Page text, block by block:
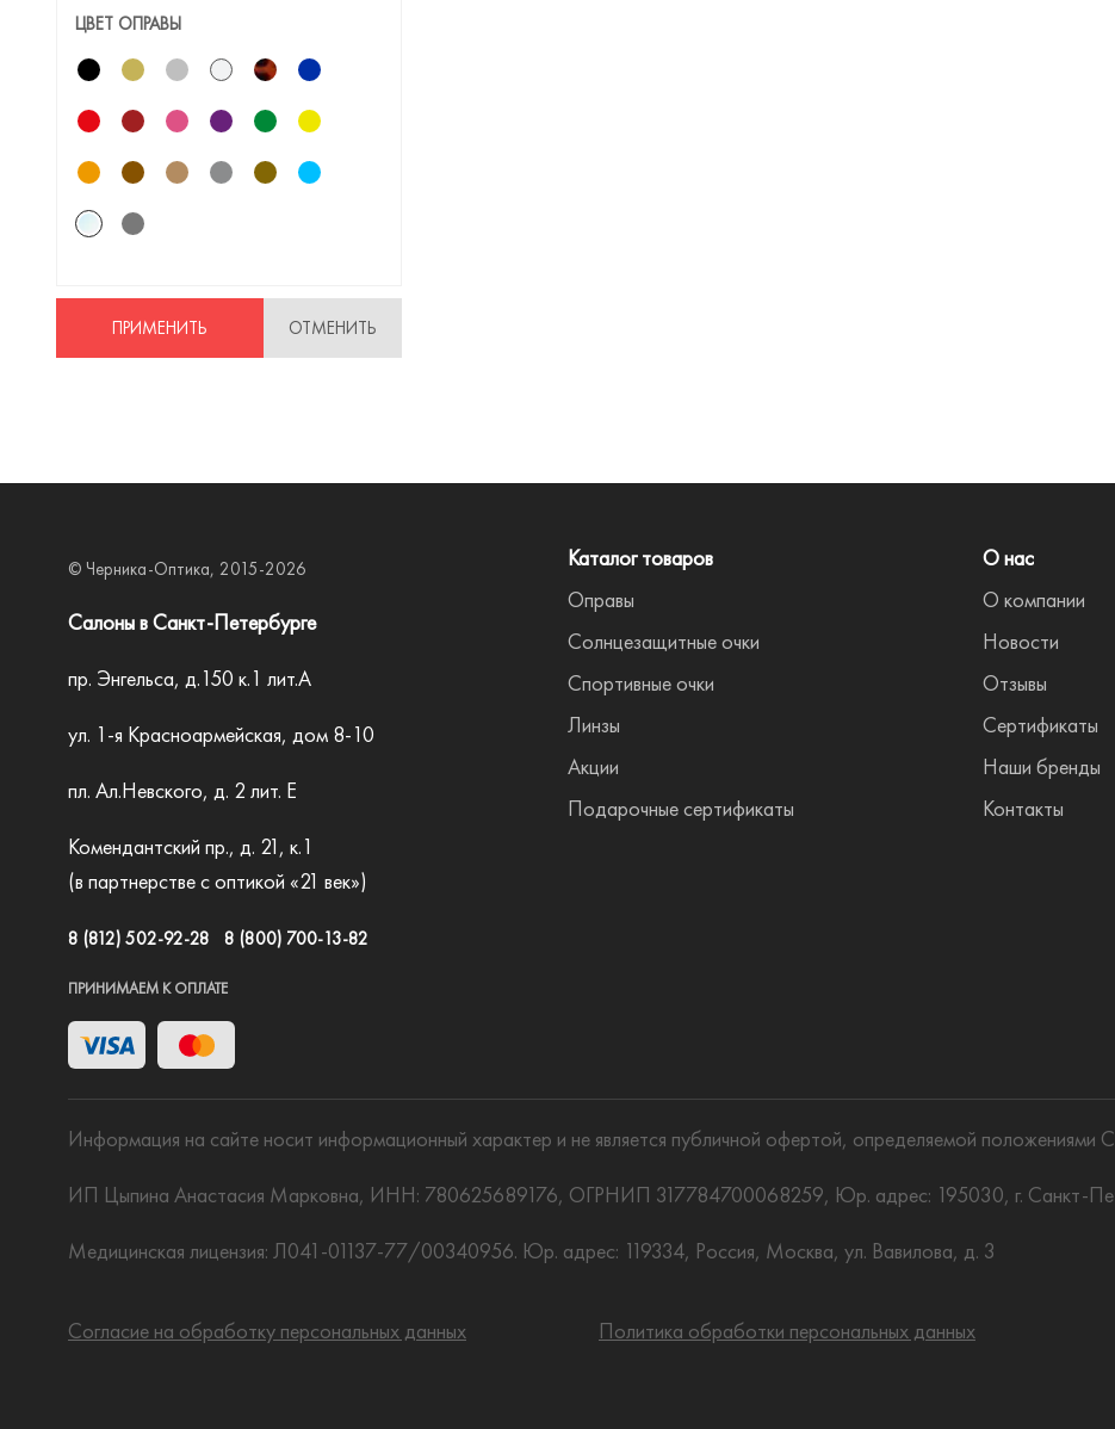
ЦВЕТ ОПРАВЫ
ПРИМЕНИТЬ ОТМЕНИТЬ
© Черника-Оптика, 2015-2026
Салоны в Санкт-Петербурге
пр. Энгельса, д.150 к.1 лит.А
ул. 1-я Красноармейская, дом 8-10
пл. Ал.Невского, д. 2 лит. Е
Комендантский пр., д. 21, к.1
(в партнерстве с оптикой «21 век»)
8 (812) 502-92-28 8 (800) 700-13-82
ПРИНИМАЕМ К ОПЛАТЕ
Каталог товаров
Оправы
Солнцезащитные очки
Спортивные очки
Линзы
Акции
Подарочные сертификаты
О нас
О компании
Новости
Отзывы
Сертификаты
Наши бренды
Контакты
Информация на сайте носит информационный характер и не является публичной офертой, определяемой положениями
ИП Цыпина Анастасия Марковна, ИНН: 780625689176, ОГРНИП 317784700068259, Юр. адрес: 195030, г. Санкт-
Медицинская лицензия: Л041-01137-77/00340956. Юр. адрес: 119334, Россия, Москва, ул. Вавилова, д. 3
Согласие на обработку персональных данных Политика обработки персональных данных